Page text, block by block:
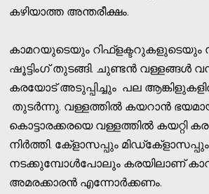
കഴിയാത്ത അന്തരീക്ഷം.
കാമറയുടെയും
ഷൂട്ടിംഗ് തുടങ്ങി. ചുണ്ടന്‍ വള്ളങ്ങള്‍
കരയോട് അടുപ്പിച്ചും പല
തുടര്‍ന്നു. വള്ളത്തില്‍ കയറാന്‍
കൊട്ടാരക്കരയെ വള്ളത്തില്‍ കയറ്റി
നിര്‍ത്തി. കേ്‌ളാസപ്പും
നടക്കുമ്പോള്‍പോലും കരയിലാണ്
അമരക്കാരന്‍ എന്നോര്‍ക്കണം.